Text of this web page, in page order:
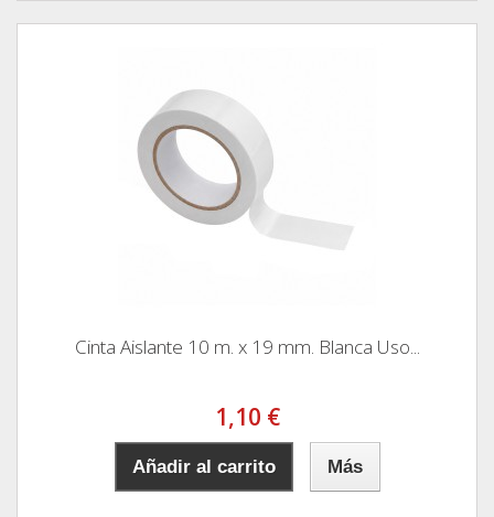
Cinta Aislante 10 m. x 19 mm. Blanca Uso...
1,10 €
Añadir al carrito Más